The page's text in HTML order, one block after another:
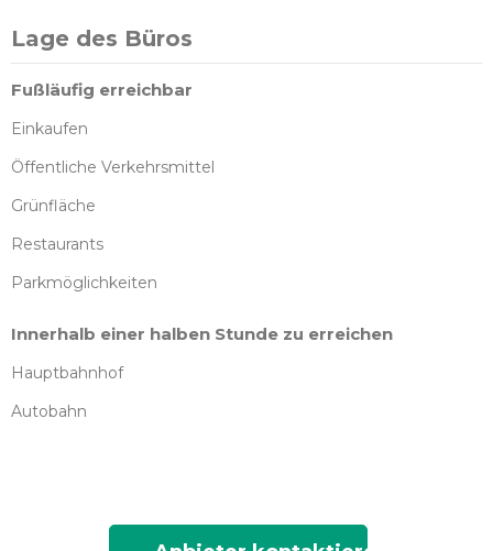
Lage des Büros
Fußläufig erreichbar
Einkaufen
Öffentliche Verkehrsmittel
Grünfläche
Restaurants
Parkmöglichkeiten
Innerhalb einer halben Stunde zu erreichen
Hauptbahnhof
Autobahn